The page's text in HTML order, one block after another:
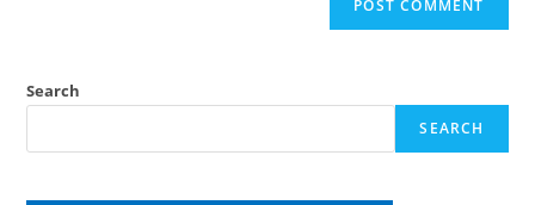
Search
SEARCH